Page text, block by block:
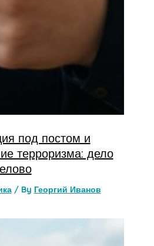
под постом и
терроризма: дело
/ By Георгий Иванов